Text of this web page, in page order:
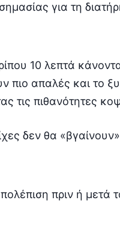
για τη
10 λεπτά
πιο απαλές και το
τις πιθανότητες
πριν ή μετά